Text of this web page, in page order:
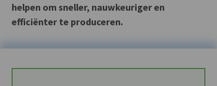
helpen om sneller, nauwkeuriger en
efficiënter te produceren.